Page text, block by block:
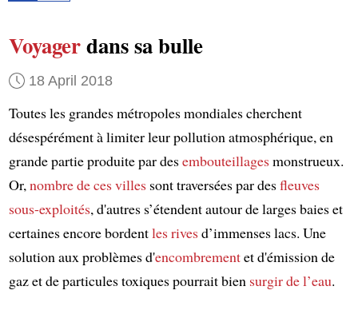
Voyagerdans sa bulle
18 April 2018
Toutes les grandes métropoles mondiales cherchent
désespérément à limiter leur pollution atmosphérique, en
grande partie produite par desembouteillagesmonstrueux.
Or,nombre de ces villessont traversées par desfleuves
sous-exploités, d'autres s’étendent autour de larges baies et
certaines encore bordentles rivesd’immenses lacs. Une
solution aux problèmes d'encombrementet d'émission de
gaz et de particules toxiques pourrait bien surgir de l’eau.